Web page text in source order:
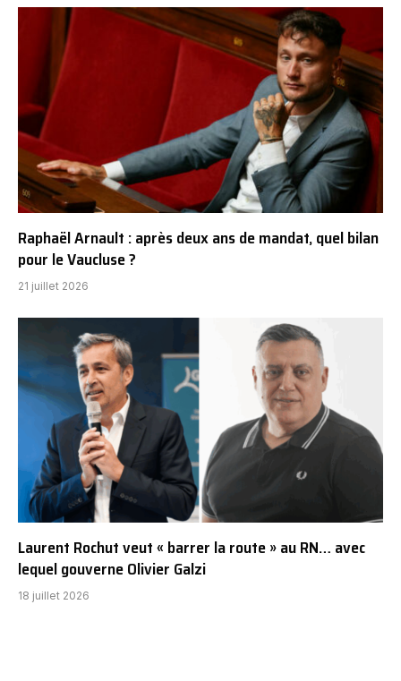
Raphaël Arnault : après deux ans de mandat, quel bilan
pour le Vaucluse ?
21 juillet 2026
Laurent Rochut veut « barrer la route » au RN… avec
lequel gouverne Olivier Galzi
18 juillet 2026